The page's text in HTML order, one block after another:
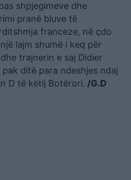
shpjegimeve dhe
pranë bluve të
franceze, në çdo
lajm shumë i keq për
trajnerin e saj Didier
ditë para ndeshjes ndaj
D të këtij Botërori. /G.D